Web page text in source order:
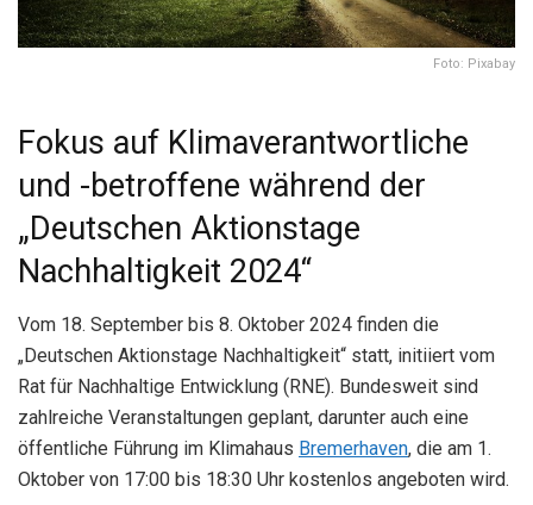
Foto: Pixabay
Fokus auf Klimaverantwortliche
und -betroffene während der
„Deutschen Aktionstage
Nachhaltigkeit 2024“
Vom 18. September bis 8. Oktober 2024 finden die
„Deutschen Aktionstage Nachhaltigkeit“ statt, initiiert vom
Rat für Nachhaltige Entwicklung (RNE). Bundesweit sind
zahlreiche Veranstaltungen geplant, darunter auch eine
öffentliche Führung im Klimahaus Bremerhaven, die am 1.
Oktober von 17:00 bis 18:30 Uhr kostenlos angeboten wird.